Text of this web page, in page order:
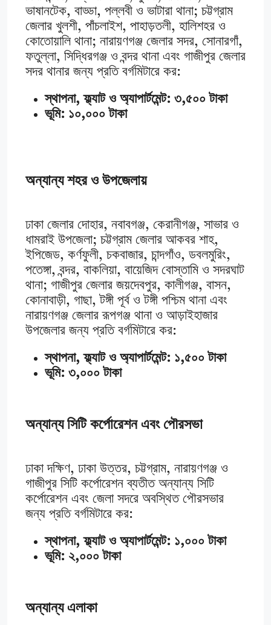
ভাষানটেক, বাড্ডা, পল্লবী ও ভাটারা থানা; চট্টগ্রাম
জেলার খুলশী, পাঁচলাইশ, পাহাড়তলী, হালিশহর ও
কোতোয়ালি থানা; নারায়ণগঞ্জ জেলার সদর, সোনারগাঁ,
ফতুল্লা, সিদ্ধিরগঞ্জ ও বন্দর থানা এবং গাজীপুর জেলার
সদর থানার জন্য প্রতি বর্গমিটারে কর:
স্থাপনা, ফ্ল্যাট ও অ্যাপার্টমেন্ট: ৩,৫০০ টাকা
ভূমি: ১০,০০০ টাকা
অন্যান্য শহর ও উপজেলায়
ঢাকা জেলার দোহার, নবাবগঞ্জ, কেরানীগঞ্জ, সাভার ও
ধামরাই উপজেলা; চট্টগ্রাম জেলার আকবর শাহ,
ইপিজেড, কর্ণফুলী, চকবাজার, চান্দগাঁও, ডবলমুরিং,
পতেঙ্গা, বন্দর, বাকলিয়া, বায়েজিদ বোস্তামি ও সদরঘাট
থানা; গাজীপুর জেলার জয়দেবপুর, কালীগঞ্জ, বাসন,
কোনাবাড়ী, গাছা, টঙ্গী পূর্ব ও টঙ্গী পশ্চিম থানা এবং
নারায়ণগঞ্জ জেলার রূপগঞ্জ থানা ও আড়াইহাজার
উপজেলার জন্য প্রতি বর্গমিটারে কর:
স্থাপনা, ফ্ল্যাট ও অ্যাপার্টমেন্ট: ১,৫০০ টাকা
ভূমি: ৩,০০০ টাকা
অন্যান্য সিটি কর্পোরেশন এবং পৌরসভা
ঢাকা দক্ষিণ, ঢাকা উত্তর, চট্টগ্রাম, নারায়ণগঞ্জ ও
গাজীপুর সিটি কর্পোরেশন ব্যতীত অন্যান্য সিটি
কর্পোরেশন এবং জেলা সদরে অবস্থিত পৌরসভার
জন্য প্রতি বর্গমিটারে কর:
স্থাপনা, ফ্ল্যাট ও অ্যাপার্টমেন্ট: ১,০০০ টাকা
ভূমি: ২,০০০ টাকা
অন্যান্য এলাকা